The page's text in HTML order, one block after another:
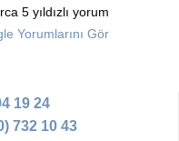
5 yıldızlı yorum
Yorumlarını Gör
19 24
732 10 43